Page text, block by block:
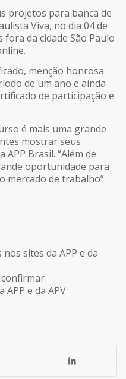
projetos para banca de
Viva, no dia 04 de
da cidade São Paulo
menção honrosa
de um ano e ainda
de participação e
é mais uma grande
mostrar seus
Brasil. “Além de
oportunidade para
mercado de trabalho”.
sites da APP e da
confirmar
e da APV